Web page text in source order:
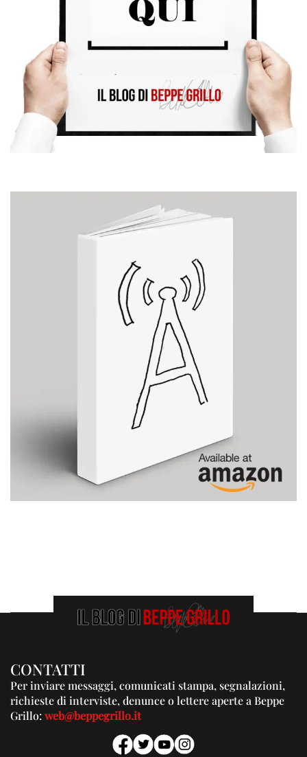
CONTATTI
Per inviare messaggi, comunicati stampa, segnalazioni,
richieste di interviste, denunce o lettere aperte a Beppe
Grillo:web@beppegrillo.it